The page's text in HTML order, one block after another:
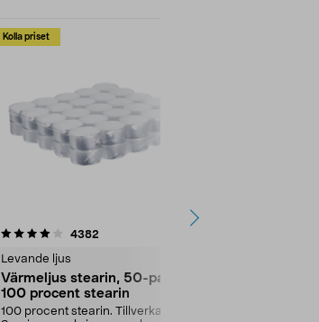
Kolla priset
4382
Levande ljus
Värmeljus stearin, 50-pack,
100 procent stearin
100 procent stearin. Tillverkade i
4.5av 5 stjärnor